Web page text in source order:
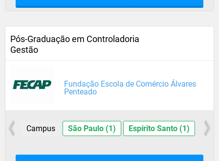
Pós-Graduação em Controladoria
Gestão
Fundação Escola de Comércio Álvares
Penteado
Campus São Paulo (1) Espírito Santo (1)